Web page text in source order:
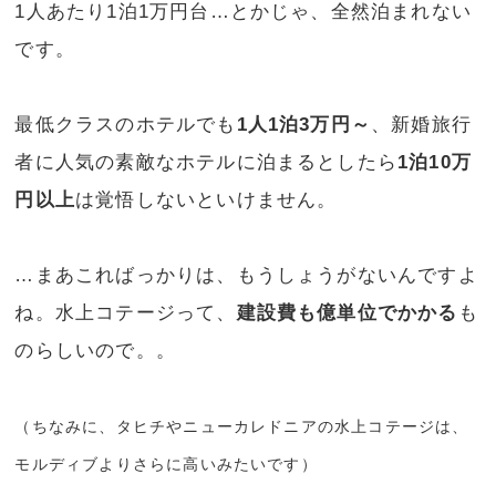
1人あたり1泊1万円台…とかじゃ、全然泊まれない
です。
最低クラスのホテルでも 1人1泊3万円～ 、新婚旅行
者に人気の素敵なホテルに泊まるとしたら 1泊10万
円以上は覚悟しないといけません。
…まあこればっかりは、もうしょうがないんですよ
ね。水上コテージって、 建設費も億単位でかかる も
のらしいので。。
（ちなみに、タヒチやニューカレドニアの水上コテージは、
モルディブよりさらに高いみたいです）